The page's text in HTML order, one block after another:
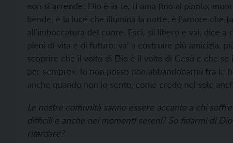
non si arrende: Dio è in te, ti ama fino al pianto,
bende, è la luce che illumina la notte, è l’amore che
all’imboccatura del cuore. Esci, sii libero e vai, dice
pieni di vita e di futuro: va’ a costruire più amicizia,
scoprire che il volto di Dio è il volto di Gesù e che se
per sempre». Io non posso non abbandonarmi fra le
anche quando non lo sento, come credo nel sole
Le nostre comunità sanno essere accanto a chi
difficili e anche nei momenti sereni? So fidarmi di
ritardare?